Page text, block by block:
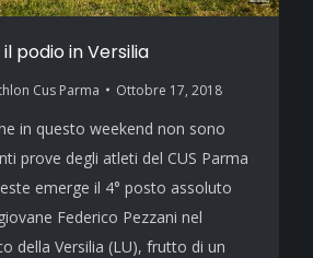
podio in Versilia
Cus Parma Ottobre 17, 2018
in questo weekend non sono
prove degli atleti del CUS Parma
emerge il 4° posto assoluto
Federico Pezzani nel
della Versilia (LU), frutto di un